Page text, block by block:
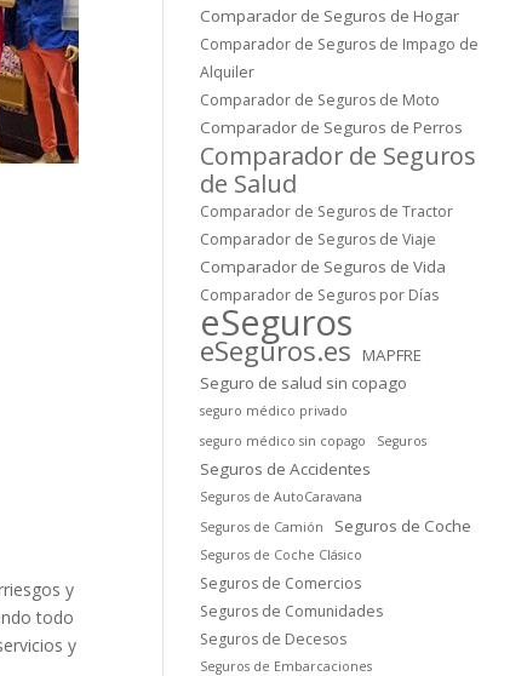
y
todo
y
Comparador de Seguros de Hogar
Comparador de Seguros de Impago de
Alquiler
Comparador de Seguros de Moto
Comparador de Seguros de Perros
Comparador de Seguros
de Salud
Comparador de Seguros de Tractor
Comparador de Seguros de Viaje
Comparador de Seguros de Vida
Comparador de Seguros por Días
eSeguros
eSeguros.es MAPFRE
Seguro de salud sin copago
seguro médico privado
seguro médico sin copago
Seguros
Seguros de Accidentes
Seguros de AutoCaravana
Seguros de Camión
Seguros de Coche
Seguros de Coche Clásico
Seguros de Comercios
Seguros de Comunidades
Seguros de Decesos
Seguros de Embarcaciones